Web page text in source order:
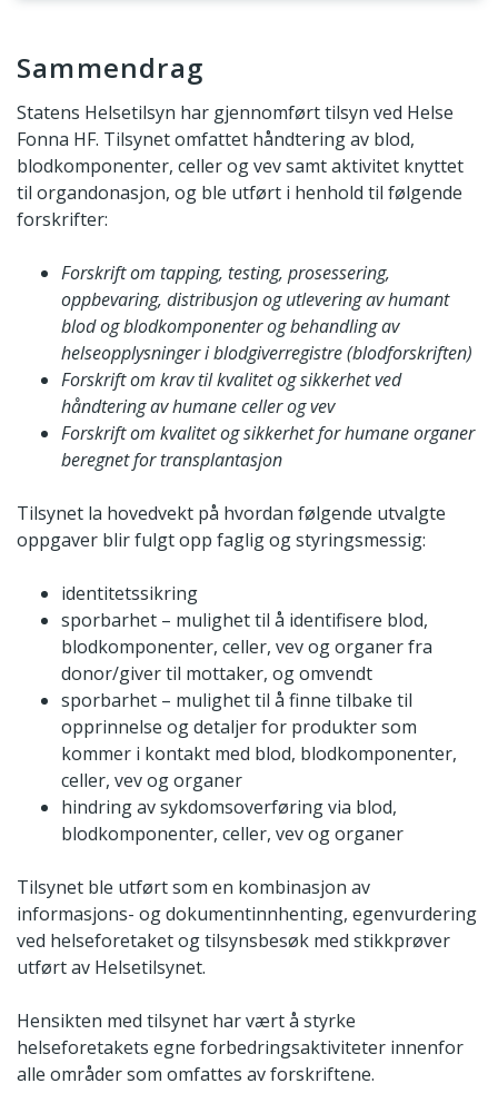
Sammendrag
Statens Helsetilsyn har gjennomført tilsyn ved Helse
Fonna HF. Tilsynet omfattet håndtering av blod,
blodkomponenter, celler og vev samt aktivitet knyttet
til organdonasjon, og ble utført i henhold til følgende
forskrifter:
Forskrift om tapping, testing, prosessering,
oppbevaring, distribusjon og utlevering av humant
blod og blodkomponenter og behandling av
helseopplysninger i blodgiverregistre (blodforskriften)
Forskrift om krav til kvalitet og sikkerhet ved
håndtering av humane celler og vev
Forskrift om kvalitet og sikkerhet for humane organer
beregnet for transplantasjon
Tilsynet la hovedvekt på hvordan følgende utvalgte
oppgaver blir fulgt opp faglig og styringsmessig:
identitetssikring
sporbarhet – mulighet til å identifisere blod,
blodkomponenter, celler, vev og organer fra
donor/giver til mottaker, og omvendt
sporbarhet – mulighet til å finne tilbake til
opprinnelse og detaljer for produkter som
kommer i kontakt med blod, blodkomponenter,
celler, vev og organer
hindring av sykdomsoverføring via blod,
blodkomponenter, celler, vev og organer
Tilsynet ble utført som en kombinasjon av
informasjons- og dokumentinnhenting, egenvurdering
ved helseforetaket og tilsynsbesøk med stikkprøver
utført av Helsetilsynet.
Hensikten med tilsynet har vært å styrke
helseforetakets egne forbedringsaktiviteter innenfor
alle områder som omfattes av forskriftene.